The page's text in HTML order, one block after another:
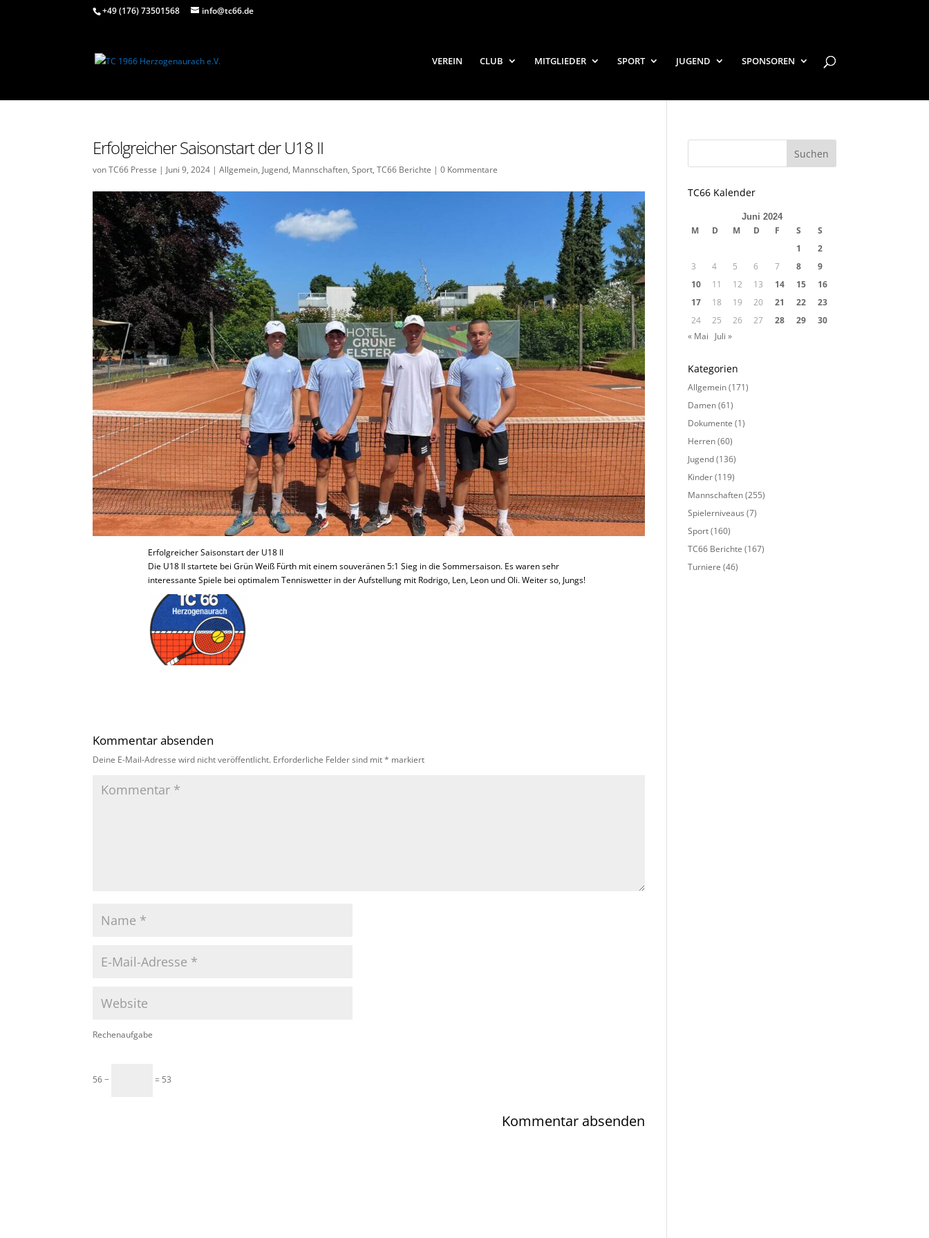
+49 (176) 73501568 info@tc66.de
VEREIN CLUB MITGLIEDER SPORT JUGEND SPONSOREN
Erfolgreicher Saisonstart der U18 II
vonTC66 Presse | Juni 9, 2024 |Allgemein, Jugend, Mannschaften,Sport,TC66 Berichte |0 Kommentare
Erfolgreicher Saisonstart der U18 II
Die U18 II startete bei Grün Weiß Fürth mit einem souveränen 5:1 Sieg in die Sommersaison. Es waren sehr
interessante Spiele bei optimalem Tenniswetter in der Aufstellung mit Rodrigo, Len, Leon und Oli. Weiter so, Jungs!
Kommentar absenden
Deine E-Mail-Adresse wird nicht veröffentlicht. Erforderliche Felder sind mit* markiert
Rechenaufgabe
56 − = 53
TC66 Kalender
Juni 2024
M D M D F S
S
1
2
3
4 5 6 7 8
9
10
11 12 13 14 15
16
17
18 19 20 21 22
23
24
25 26 27 28 29
30
« Mai
Juli »
Kategorien
Allgemein(171)
Damen(61)
Dokumente (1)
Herren(60)
Jugend(136)
Kinder(119)
Mannschaften(255)
Spielerniveaus (7)
Sport(160)
TC66 Berichte (167)
Turniere (46)